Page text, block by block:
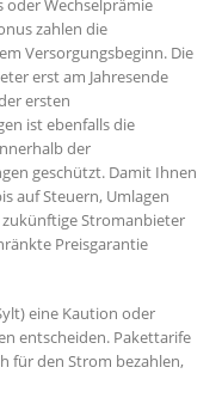
Wechselprämie
zahlen die
Versorgungsbeginn. Die
erst am Jahresende
ersten
ist ebenfalls die
der
geschützt. Damit Ihnen
auf Steuern, Umlagen
Stromanbieter
Preisgarantie
eine Kaution oder
entscheiden. Pakettarife
für den Strom bezahlen,